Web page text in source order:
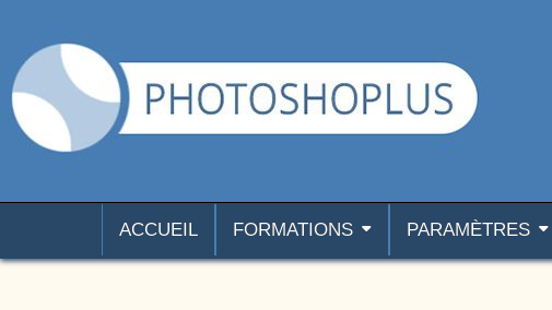
ACCUEIL FORMATIONS PARAMÈTRES